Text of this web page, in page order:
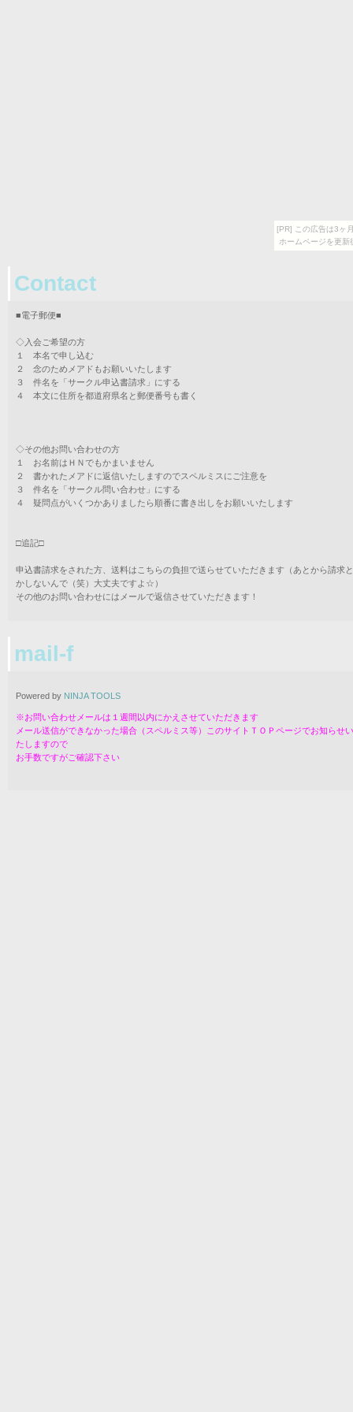
[PR] この広告は3ヶ
ホームページを更
Contact
■電子郵便■
◇入会ご希望の方
１ 本名で申し込む
２ 念のためメアドもお願いいたします
３ 件名を「サークル申込書請求」にする
４ 本文に住所を都道府県名と郵便番号も書く
◇その他お問い合わせの方
１ お名前はＨＮでもかまいません
２ 書かれたメアドに返信いたしますのでスペルミスにご注意を
３ 件名を「サークル問い合わせ」にする
４ 疑問点がいくつかありましたら順番に書き出しをお願いいたします
□追記□
申込書請求をされた方、送料はこちらの負担で送らせていただきます（あとから請求と
かしないんで（笑）大丈夫ですよ☆）
その他のお問い合わせにはメールで返信させていただきます！
mail-f
Powered by NINJA TOOLS
※お問い合わせメールは１週間以内にかえさせていただきます
メール送信ができなかった場合（スペルミス等）このサイトＴＯＰページでお知らせい
たしますので
お手数ですがご確認下さい